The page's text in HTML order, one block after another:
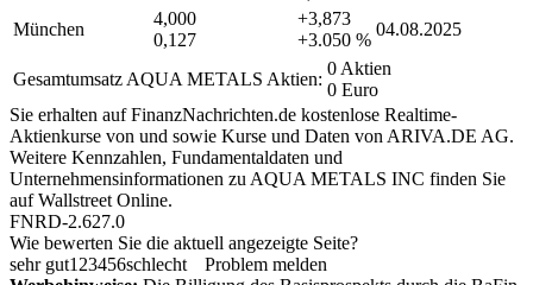
München
4,000
0,127
+3,873
+3.050 %
04.08.2025
Gesamtumsatz AQUA METALS Aktien:
0 Aktien
0 Euro
Sie erhalten auf FinanzNachrichten.de kostenlose Realtime-
Aktienkurse von und sowie Kurse und Daten von ARIVA.DE AG.
Weitere Kennzahlen, Fundamentaldaten und
Unternehmensinformationen zu AQUA METALS INC finden Sie
aufWallstreet Online.
FNRD-2.627.0
Wie bewerten Sie die aktuell angezeigte Seite?
sehr gut1 23456schlecht
Problem melden